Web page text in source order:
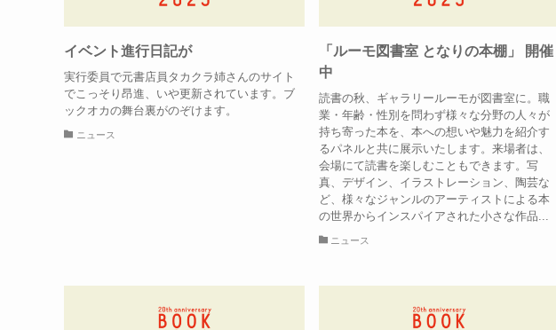
イベント進行日記が
実行委員で元書店員タカクラ姉さんのサイト
でこっそり昂進、いや更新されています。ブ
ックオカの舞台裏がのぞけます。
ニュース
「ルーモ図書室 となりの本棚」 開催
中
読書の秋、ギャラリールーモが図書室に。職
業・年齢・性別を問わず様々な分野の人々が
持ち寄った本を、本への想いや魅力を紹介す
るパネルと共に展示いたします。来場者は、
会場にて読書を楽しむこともできます。写
真、デザイン、イラストレーション、陶芸な
ど、様々なジャンルのアーティストによる本
の世界からインスパイアされた小さな作品...
ニュース